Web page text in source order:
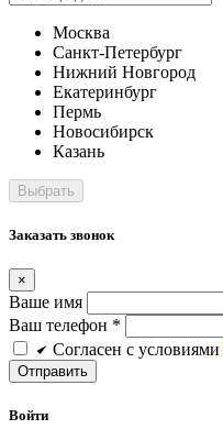
Москва
Санкт-Петербург
Нижний Новгород
Екатеринбург
Пермь
Новосибирск
Казань
Заказать звонок
×
Ваше имя
Ваш телефон *
Cогласен c условиями
Войти